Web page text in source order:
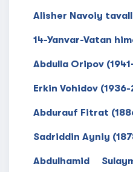
Alisher Navoiy
14-Yanvar-Vatan
Abdulla Oripov
Erkin Vohidov (1936-
Abdurauf Fitrat
Sadriddin Ayniy
Abdulhamid